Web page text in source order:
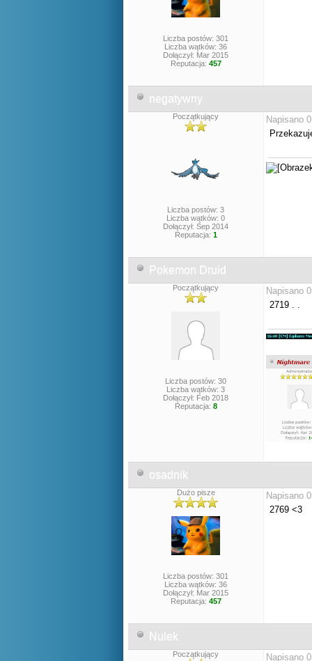
Liczba postów: 301
Liczba wątków: 36
Dołączył: Mar 2015
Reputacja: 457
negatywny
Początkujący
Liczba postów: 3
Liczba wątków: 0
Dołączył: Sep 2014
Reputacja: 1
Napisano
Pokemon Druid
Początkujący
Liczba postów: 30
Liczba wątków: 3
Dołączył: Feb 2018
Reputacja: 8
Napisano
2719 . .
osadnik
Dużo pisze
Liczba postów: 301
Liczba wątków: 36
Dołączył: Mar 2015
Reputacja: 457
Napisano
2769 <3
Nulek
Początkujący Napisano